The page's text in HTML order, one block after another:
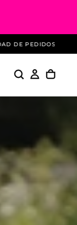
REBAJAS LOS